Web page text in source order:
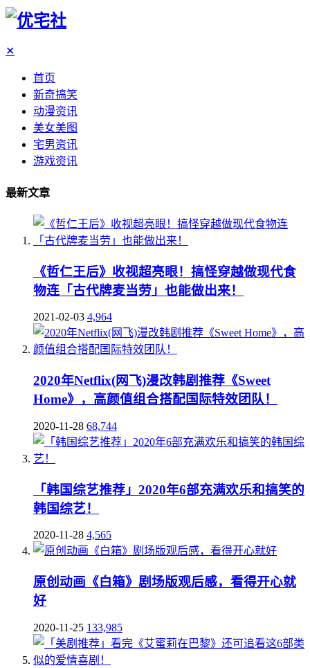
✕
首页
新奇搞笑
动漫资讯
美女美图
宅男资讯
游戏资讯
最新文章
《哲仁王后》收视超亮眼！搞怪穿越做现代食
物连「古代牌麦当劳」也能做出来！
2021-02-03 4,964
2020年Netflix(网飞)漫改韩剧推荐《Sweet
Home》，高颜值组合搭配国际特效团队！
2020-11-28 68,744
「韩国综艺推荐」2020年6部充满欢乐和搞笑的
韩国综艺！
2020-11-28 4,565
原创动画《白箱》剧场版观后感，看得开心就
好
2020-11-25 133,985